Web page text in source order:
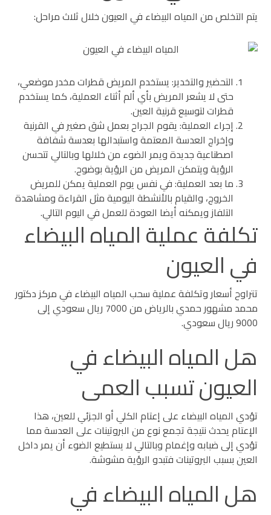
يتم التخلص من المياه البيضاء في العيون خلال ثلاث مراحل:
التحضير والتخدير: يستخدم المريض قطرات مخدر موضعي،
حتى لا يشعر المريض بأي ألم أثناء العملية، كما يستخدم
قطرات لتوسيع قرنية العين.
إجراء العملية: يقوم الجراح بعمل شق صغير في القرنية
وإخراج العدسة المعتمة واستبدالها بعدسة شفافة
اصطناعية جديدة ويمر الضوء من خلالها وبالتالي تتحسن
الرؤية ويتمكن المريض من الرؤية بوضوح.
ما بعد العملية: في نفس يوم العملية يمكن للمريض
الخروج، والقيام بالأنشطة اليومية مثل القراءة ومشاهدة
التلفاز ويمكنه أيضا العودة للعمل في اليوم التالي.
تكلفة عملية المياه البيضاء
في العيون
تتراوح أسعار وتكلفة عملية سحب المياه البيضاء في مركز دكتور
محمد مشهور حمدي بالرياض من 7000 ريال سعودي إلى
9000 ريال سعودي.
هل المياه البيضاء في
العيون تسبب العمى
تؤدي المياه البيضاء على إعتام الكلي أو الجزئي للعين، هذا
الإعتام يحدث نتيجة تجمع نوع من البروتينات على العدسة مما
تؤدي إلى ضبابه وإغمام وبالتالي لا يستطيع الضوء أن يمر داخل
العين بسبب البروتينات فتبدو الرؤية مشوشة.
هل المياه البيضاء في